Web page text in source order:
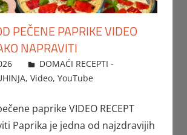
PEČENE PAPRIKE VIDEO
NAPRAVITI
FTorgAdmin
DOMAĆI RECEPTI -
, Video, YouTube
paprike VIDEO RECEPT
Paprika je jedna od najzdravijih